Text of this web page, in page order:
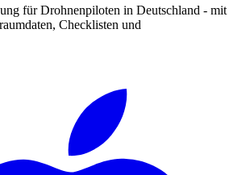
für Drohnenpiloten in Deutschland - mit
Checklisten und